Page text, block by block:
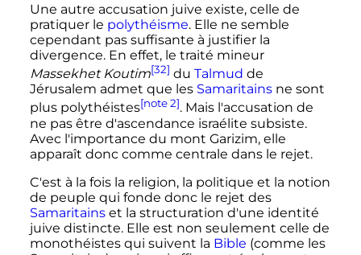
Une autre accusation juive existe, celle de
pratiquer le polythéisme. Elle ne semble
cependant pas suffisante à justifier la
divergence. En effet, le traité mineur
Massekhet Koutim[32] du Talmud de
Jérusalem admet que les Samaritainsne sont
plus polythéistes[note 2]. Mais l'accusation de
ne pas être d'ascendance israélite subsiste.
Avec l'importance du mont Garizim, elle
apparaît donc comme centrale dans le rejet.
C'est à la fois la religion, la politique et la notion
de peuple qui fonde donc le rejet des
Samaritainset la structuration d'une identité
juive distincte. Elle est non seulement celle de
monothéistes qui suivent la Bible (comme les